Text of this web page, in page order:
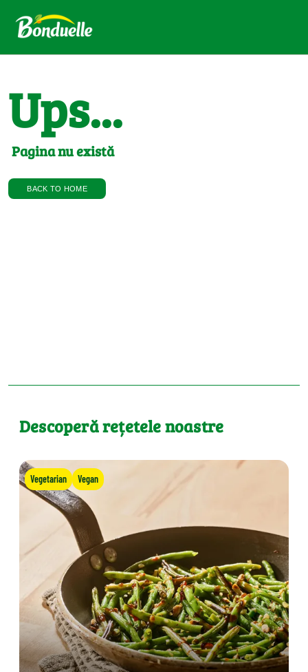
Ups...
Pagina nu există
BACK TO HOME
Descoperă rețetele noastre
Vegetarian Vegan